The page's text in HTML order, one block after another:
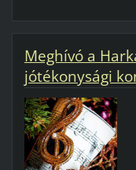
Meghívó a
jótékonysági